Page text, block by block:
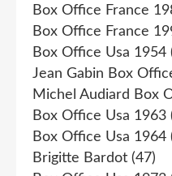
Box Office France
Box Office France
Box Office Usa 1954
Jean Gabin Box
Michel Audiard Box
Box Office Usa 1963
Box Office Usa 1964
Brigitte Bardot (47)